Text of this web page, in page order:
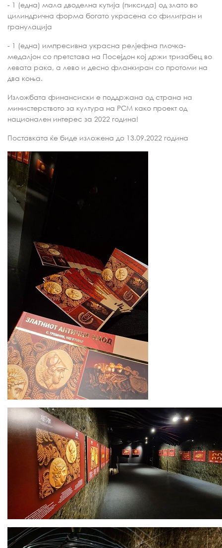
- 1 (една) мала дводелна кутија (пиксида) од злато во
цилиндрична форма богато украсена со филигран и
гранулација
- 1 (една) импресивна украсна релјефна плочка-
медалјон со претстава на Посејдон кој држи тризабец во
левата рака, а лево и десно фланкиран со протоми на
два коња.
Изложбата финансиски е поддржана од страна на
министерството за култура на РСМ како проект од
национален интерес за 2022 година!
Поставката ќе биде изложена до 13.09.2022 година